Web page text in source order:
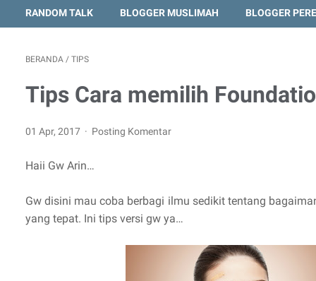
RANDOM TALK BLOGGER MUSLIMAH BLOGGER
BERANDA / TIPS
Tips Cara memilih
01 Apr, 2017 Posting Komentar
Haii Gw Arin…
Gw disini mau coba berbagi ilmu sedikit tentang
yang tepat. Ini tips versi gw ya…